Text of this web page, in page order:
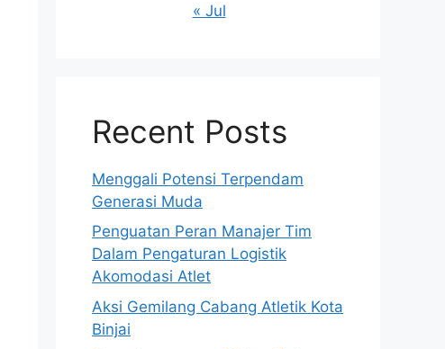
« Jul
Recent Posts
Menggali Potensi Terpendam
Generasi Muda
Penguatan Peran Manajer Tim
Dalam Pengaturan Logistik
Akomodasi Atlet
Aksi Gemilang Cabang Atletik Kota
Binjai